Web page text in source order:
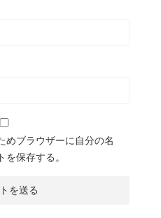
めブラウザーに自分の名
保存する。